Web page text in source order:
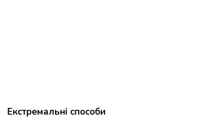
Екстремальні способи